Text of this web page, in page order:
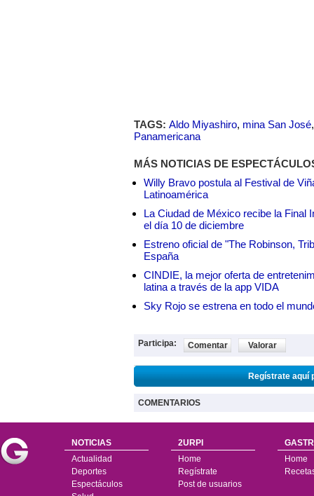
TAGS: Aldo Miyashiro, mina San José
Panamericana
MÁS NOTICIAS DE
Willy Bravo postula al Festival de
Latinoamérica
La Ciudad de México recibe la Final
el día 10 de diciembre
Estreno oficial de "The Robinson,
España
CINDIE, la mejor oferta de
latina a través de la app VIDA
Sky Rojo se estrena en todo el
Participa: Comentar Valorar
Regístrate aquí
COMENTARIOS
NOTICIAS
Actualidad
Deportes
Espectáculos
2URPI
Home
Regístrate
Post de usuarios
Home